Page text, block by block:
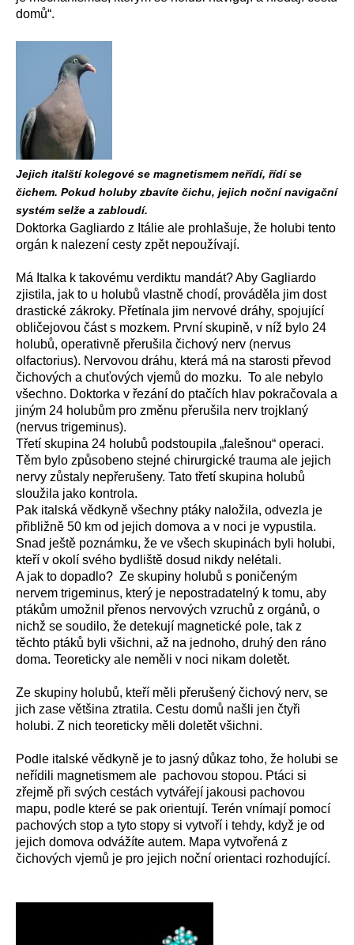
domů“.
Jejich italští kolegové se magnetismem neřídí, řídí se
čichem. Pokud holuby zbavíte čichu, jejich noční navigační
systém selže a zabloudí.
Doktorka Gagliardo z Itálie ale prohlašuje, že holubi tento
orgán k nalezení cesty zpět nepoužívají.
Má Italka k takovému verdiktu mandát? Aby Gagliardo
zjistila, jak to u holubů vlastně chodí, prováděla jim dost
drastické zákroky. Přetínala jim nervové dráhy, spojující
obličejovou část s mozkem. První skupině, v níž bylo 24
holubů, operativně přerušila čichový nerv (nervus
olfactorius). Nervovou dráhu, která má na starosti převod
čichových a chuťových vjemů do mozku. To ale nebylo
všechno. Doktorka v řezání do ptačích hlav pokračovala a
jiným 24 holubům pro změnu přerušila nerv trojklaný
(nervus trigeminus).
Třetí skupina 24 holubů podstoupila „falešnou“ operaci.
Těm bylo způsobeno stejné chirurgické trauma ale jejich
nervy zůstaly nepřerušeny. Tato třetí skupina holubů
sloužila jako kontrola.
Pak italská vědkyně všechny ptáky naložila, odvezla je
přibližně 50 km od jejich domova a v noci je vypustila.
Snad ještě poznámku, že ve všech skupinách byli holubi,
kteří v okolí svého bydliště dosud nikdy nelétali.
A jak to dopadlo? Ze skupiny holubů s poničeným
nervem trigeminus, který je nepostradatelný k tomu, aby
ptákům umožnil přenos nervových vzruchů z orgánů, o
nichž se soudilo, že detekují magnetické pole, tak z
těchto ptáků byli všichni, až na jednoho, druhý den ráno
doma. Teoreticky ale neměli v noci nikam doletět.
Ze skupiny holubů, kteří měli přerušený čichový nerv, se
jich zase většina ztratila. Cestu domů našli jen čtyři
holubi. Z nich teoreticky měli doletět všichni.
Podle italské vědkyně je to jasný důkaz toho, že holubi se
neřídili magnetismem ale pachovou stopou. Ptáci si
zřejmě při svých cestách vytvářejí jakousi pachovou
mapu, podle které se pak orientují. Terén vnímají pomocí
pachových stop a tyto stopy si vytvoří i tehdy, když je od
jejich domova odvážíte autem. Mapa vytvořená z
čichových vjemů je pro jejich noční orientaci rozhodující.